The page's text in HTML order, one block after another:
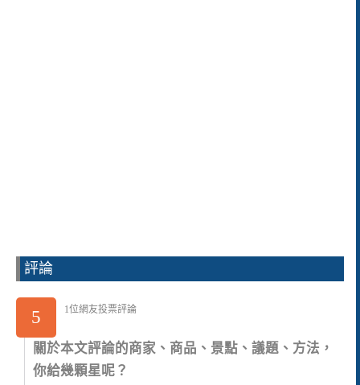
評論
5 1位網友投票評論
關於本文評論的商家、商品、景點、議題、方法，
你給幾顆星呢？